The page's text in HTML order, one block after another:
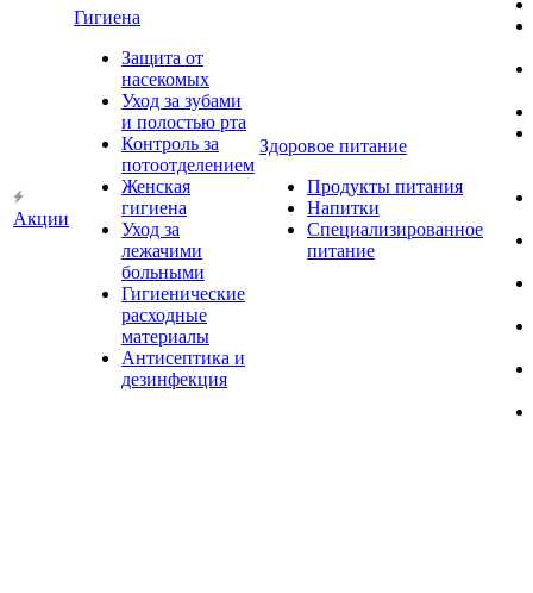
Акции
Гигиена
Защита от
насекомых
Уход за зубами
и полостью рта
Контроль за
потоотделением
Женская
гигиена
Уход за
лежачими
больными
Гигиенические
расходные
материалы
Антисептика и
дезинфекция
Здоровое питание
Продукты питания
Напитки
Специализированное
питание